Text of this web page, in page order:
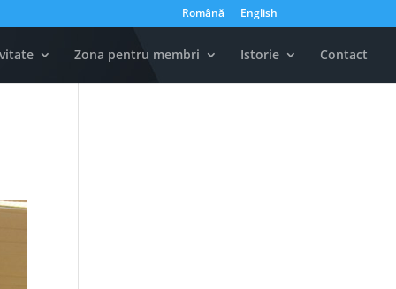
Română English
Zona pentru membri Istorie Contact